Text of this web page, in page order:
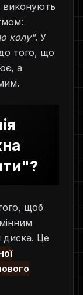
виконують
колу". У
того, що
а
щоб
диска. Це